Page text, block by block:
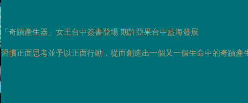
「奇蹟產生器」女王台中簽書登場 期許亞果台中藍海發展
習慣正面思考並予以正面行動，從而創造出一個又一個生命中的奇蹟